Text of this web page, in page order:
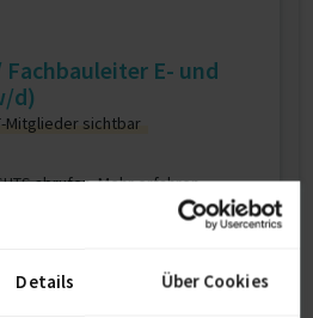
Details Über Cookies
E- und
d)
Mitglieder sichtbar
abrufen.Mehr erfahren »